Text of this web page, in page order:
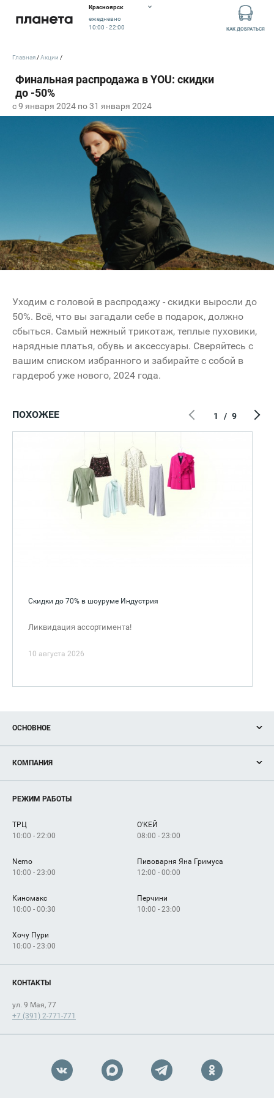
Красноярск
ежедневно
10:00 - 22:00
КАК ДОБРАТЬСЯ
c 9 января 2024 по 31 января 2024
Главная Акции
Уходим с головой в распродажу - скидки выросли до
50%. Всё, что вы загадали себе в подарок, должно
сбыться. Самый нежный трикотаж, теплые пуховики,
нарядные платья, обувь и аксессуары. Сверяйтесь с
вашим списком избранного и забирайте с собой в
гардероб уже нового, 2024 года.
ПОХОЖЕЕ
Скидки до 70% в шоуруме Индустрия
Ликвидация ассортимента!
10 августа 2026
1 / 9
ОСНОВНОЕ
Новости
Магазины
Услуги
КОМПАНИЯ
Рекламодателям
Как добраться
РЕЖИМ РАБОТЫ
ТРЦ
10:00 - 22:00
О'КЕЙ
08:00 - 23:00
Nemo
10:00 - 23:00
Пивоварня Яна Гримуса
12:00 - 00:00
Киномакс
10:00 - 00:30
Перчини
10:00 - 23:00
Хочу Пури
10:00 - 23:00
КОНТАКТЫ
ул. 9 Мая, 77
+7 (391) 2-771-771